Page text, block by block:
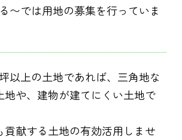
〜では用地の募集を行っていま
以上の土地であれば、三角地な
地や、建物が建てにくい土地で
貢献する土地の有効活用しませ